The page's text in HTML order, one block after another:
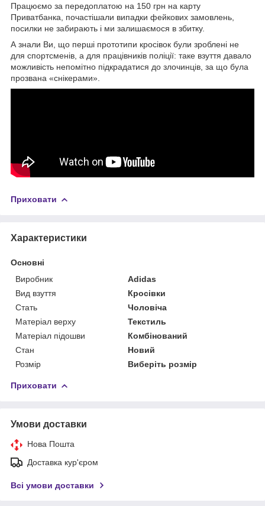
Працюємо за передоплатою на 150 грн на карту
Приватбанка, почастішали випадки фейкових замовлень,
посилки не забирають і ми залишаємося в збитку.
А знали Ви, що перші прототипи кросівок були зроблені не
для спортсменів, а для працівників поліції: таке взуття давало
можливість непомітно підкрадатися до злочинців, за що була
прозвана «снікерами».
Приховати
Характеристики
Основні
Виробник
Adidas
Вид взуття
Кросівки
Стать
Чоловіча
Матеріал верху
Текстиль
Матеріал підошви
Комбінований
Стан
Новий
Розмір
Виберіть розмір
Приховати
Умови доставки
Нова Пошта
Доставка кур'єром
Всі умови доставки